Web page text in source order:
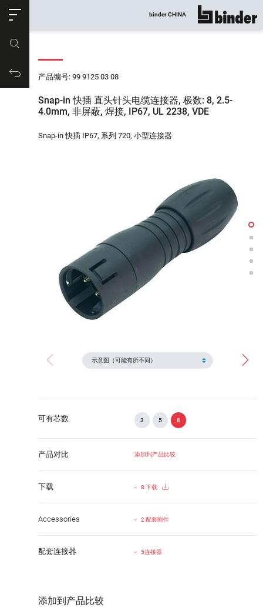
购物车
binder CHINA 显示所有
产品编号: 99 9125 03 08
Snap-in 快插 直头针头电缆连接器, 极数: 8, 2.5-
4.0mm, 非屏蔽, 焊接, IP67, UL 2238, VDE
Snap-in 快插 IP67, 系列 720, 小型连接器
可有芯数 3 5 8
产品对比 添加到产品比较
下载 8 下载
Accessories 2 配套附件
配套连接器 5连接器
添加到产品比较